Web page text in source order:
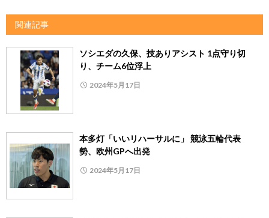
関連記事
ソシエダの久保、技ありアシスト 1点守り切
り、チーム6位浮上
2024年5月17日
本多灯「いいリハーサルに」 競泳五輪代表
勢、欧州GPへ出発
2024年5月17日